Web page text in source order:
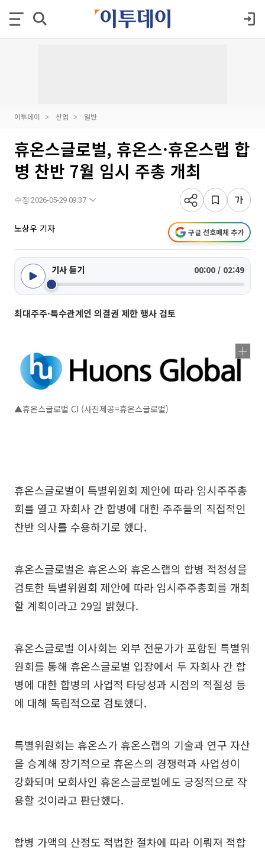
이투데이 산업 일반
휴온스글로벌, 휴온스·휴온스랩 합
병 찬반 7월 임시 주총 개최
수정 2026-05-29 09:37
노상우 기자 구글 선호매체 추가
기사 듣기 00:00 / 02:49
최대주주·특수관계인 의결권 제한 행사 검토
▲휴온스글로벌 CI (사진제공=휴온스글로벌)
휴온스글로벌이 특별위원회 제안에 따라 임시주주총
회를 열고 자회사 간 합병에 대한 주주들의 직접적인
찬반 의사를 수용하기로 했다.
휴온스글로벌은 휴온스와 휴온스랩의 합병 적정성을
검토한 특별위원회 제안에 따라 임시주주총회를 개최
할 계획이라고 29일 밝혔다.
휴온스글로벌 이사회는 외부 전문가가 포함된 특별위
원회를 통해 휴온스글로벌 입장에서 두 자회사 간 합
병에 대한 합병의 사업적 타당성과 시점의 적절성 등
에 대해 독립적으로 검토했다.
특별위원회는 휴온스가 휴온스랩의 기술과 연구 자산
을 승계해 장기적으로 휴온스의 경쟁력과 사업성이
강화되며 모회사인 휴온스글로벌에도 긍정적으로 작
용할 것이라고 판단했다.
합병 가액의 산정도 적법한 절차에 따라 이뤄져 적합